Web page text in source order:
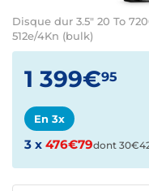
Disque dur 3.5" 20 To
512e/4Kn (bulk)
1 399€95
En 3x
3 x 476€79dont